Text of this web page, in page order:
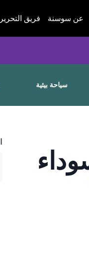
عن سوسنة فريق التحرير
سياحة بيئية